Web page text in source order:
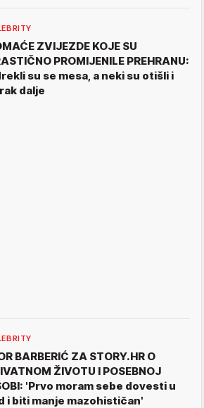
ZVIJEZDE KOJE SU
PROMIJENILE PREHRANU:
su se mesa, a neki su otišli i
dalje
BARBERIĆ ZA STORY.HR O
ŽIVOTU I POSEBNOJ
'Prvo moram sebe dovesti u
i biti manje mazohističan'